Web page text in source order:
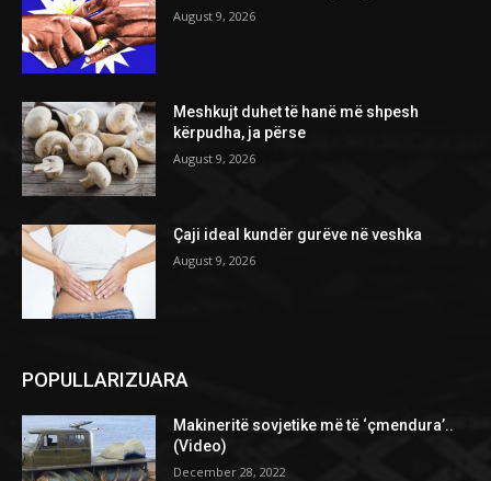
August 9, 2026
Meshkujt duhet të hanë më shpesh
kërpudha, ja përse
August 9, 2026
Çaji ideal kundër gurëve në veshka
August 9, 2026
POPULLARIZUARA
Makineritë sovjetike më të ‘çmendura’..
(Video)
December 28, 2022